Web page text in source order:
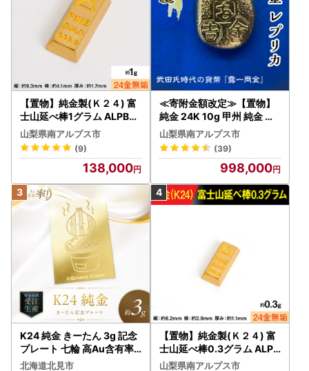
【置物】純金製(Ｋ２４) 富
士山延べ棒1グラム ALPBK1
80
山梨県南アルプス市
(9)
138,000
≪寄附金額改定≫【置物】
純金 24K 10g 甲州 純金 レ
プリカ 武田氏時代 の 貨幣 A
LPBK095
山梨県南アルプス市
(39)
998,000
K24 純金 きーたん 3g 記念
プレート 七輪 高Au含有率 (
受注生産 24金 ゴールド コ
北海道北見市
【置物】純金製(Ｋ２４) 富
士山延べ棒0.3グラム ALPB
K193
山梨県南アルプス市